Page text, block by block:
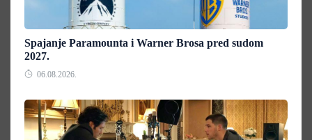
Spajanje Paramounta i Warner Brosa pred sudom
2027.
06.08.2026.